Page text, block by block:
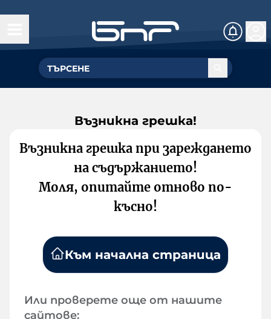
Възникна грешка!
Възникна грешка при зареждането
на съдържанието!
Моля, опитайте отново по-
късно!
Към начална страница
Или проверете още от нашите
сайтове: